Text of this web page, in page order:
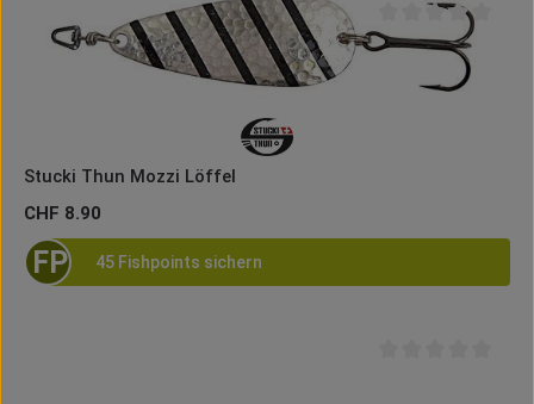
Durchschnittliche
Stucki Thun Mozzi Löffel
Regulärer Preis:
CHF 8.90
FP 45 Fishpoints sichern